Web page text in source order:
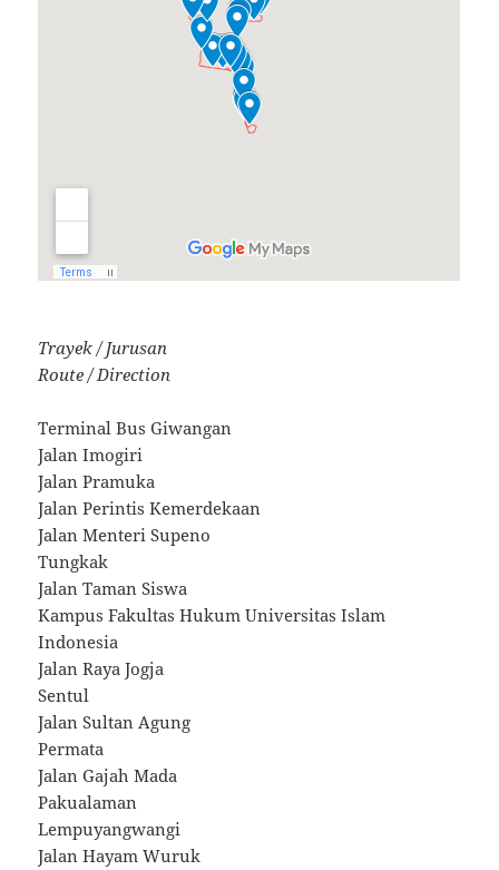
Trayek / Jurusan
Route / Direction
Terminal Bus Giwangan
Jalan Imogiri
Jalan Pramuka
Jalan Perintis Kemerdekaan
Jalan Menteri Supeno
Tungkak
Jalan Taman Siswa
Kampus Fakultas Hukum Universitas Islam
Indonesia
Jalan Raya Jogja
Sentul
Jalan Sultan Agung
Permata
Jalan Gajah Mada
Pakualaman
Lempuyangwangi
Jalan Hayam Wuruk